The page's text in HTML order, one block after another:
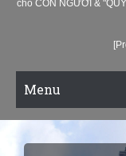
cho CON NGƯỜI &
Menu